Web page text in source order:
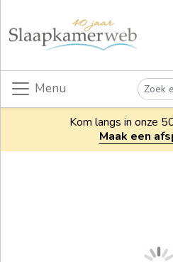
Menu
Kom langs in onze
Maak een